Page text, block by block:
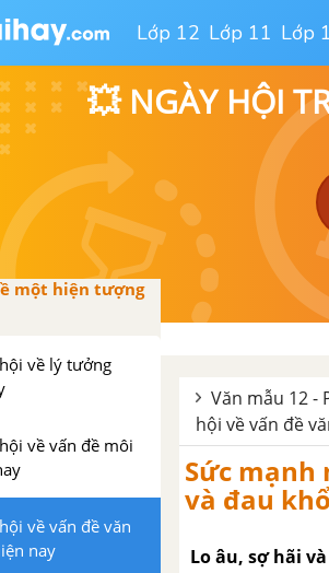
Lớp 12 Lớp 11 Lớp
💥 NGÀY HỘI
về hành động
về lý tưởng
đoạn văn nghị
đạo lý
một hiện tượng
về lý tưởng
về vấn đề môi
về vấn đề văn
nay
Văn mẫu 12 -
hội về vấn đề
Sức mạnh
và đau
Lo âu, sợ hãi